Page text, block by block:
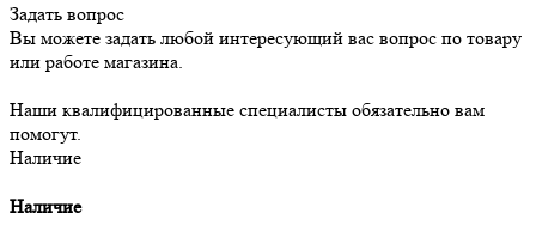
Задать вопрос
Вы можете задать любой интересующий вас вопрос по товару
или работе магазина.
Наши квалифицированные специалисты обязательно вам
помогут.
Наличие
Наличие